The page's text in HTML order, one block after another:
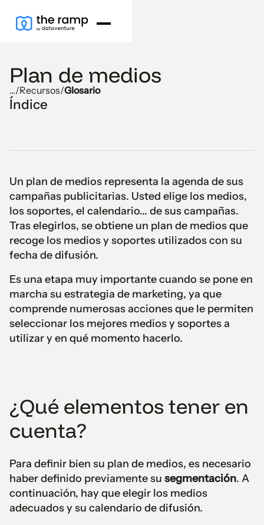
Plan de medios
.../Recursos/Glosario
Índice
Un plan de medios representa la agenda de sus
campañas publicitarias. Usted elige los medios,
los soportes, el calendario... de sus campañas.
Tras elegirlos, se obtiene un plan de medios que
recoge los medios y soportes utilizados con su
fecha de difusión.
Es una etapa muy importante cuando se pone en
marcha su estrategia de marketing, ya que
comprende numerosas acciones que le permiten
seleccionar los mejores medios y soportes a
utilizar y en qué momento hacerlo.
¿Qué elementos tener en
cuenta?
Para definir bien su plan de medios, es necesario
haber definido previamente su segmentación. A
continuación, hay que elegir los medios
adecuados y su calendario de difusión.